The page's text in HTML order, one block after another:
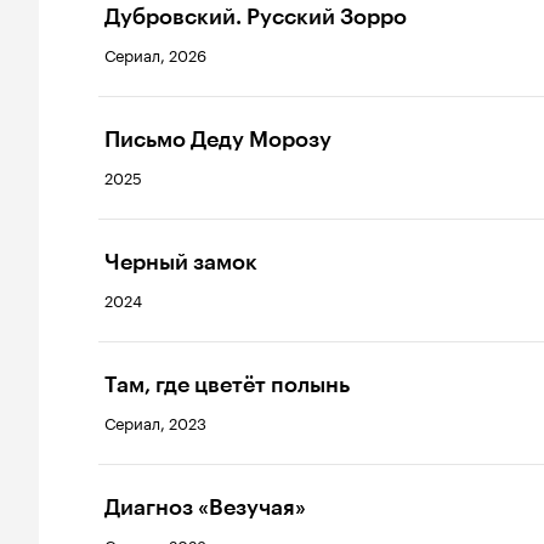
Дубровский. Русский Зорро
Сериал, 2026
Письмо Деду Морозу
2025
Черный замок
2024
Там, где цветёт полынь
Сериал, 2023
Диагноз «Везучая»